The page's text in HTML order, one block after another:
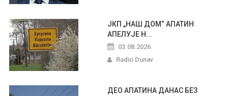
ЈКП „НАШ ДОМ“ АПАТИН
АПЕЛУЈЕ Н...
03.08.2026.
Radio Dunav
ДЕО АПАТИНА ДАНАС БЕЗ